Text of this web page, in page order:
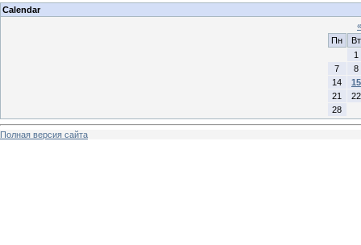
Calendar
«
Пн
Вт
1
7
8
14
15
21
22
28
Полная версия сайта